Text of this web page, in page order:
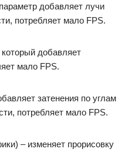
добавляет лучи
потребляет мало FPS.
который добавляет
мало FPS.
затенения по углам
потребляет мало FPS.
– изменяет прорисовку